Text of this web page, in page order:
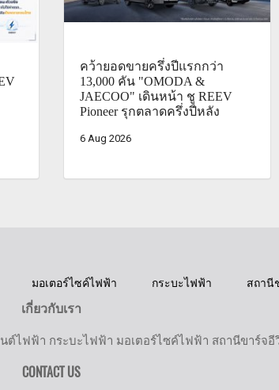
คว้ายอดขายครึ่งปีแรกกว่า
13,000 คัน "OMODA &
JAECOO" เดินหน้า ชู REEV
Pioneer รุกตลาดครึ่งปีหลัง
6 Aug 2026
มอเตอร์ไซค์ไฟฟ้า กระบะไฟฟ้า สถานี
เกี่ยวกับเรา
ต์ไฟฟ้า กระบะไฟฟ้า มอเตอร์ไซค์ไฟฟ้า สถานีขาร์จ
CONTACT US